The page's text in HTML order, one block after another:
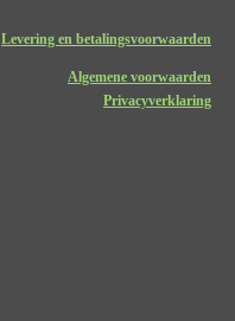
Levering en betalingsvoorwaarden
Algemene voorwaarden
Privacyverklaring